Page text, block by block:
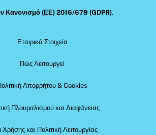
Κανονισμό (ΕΕ) 2016/679 (GDPR).
Εταιρικά Στοιχεία
Πώς Λειτουργεί
Απορρήτου & Cookies
Πλουραλισμού και Διαφάνειας
Χρήσης και Πολιτική Λειτουργίας